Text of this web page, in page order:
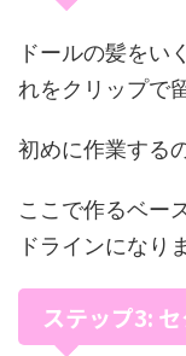
ドールの髪をい
れをクリップで
初めに作業する
ここで作るベー
ドラインになり
ステップ3: